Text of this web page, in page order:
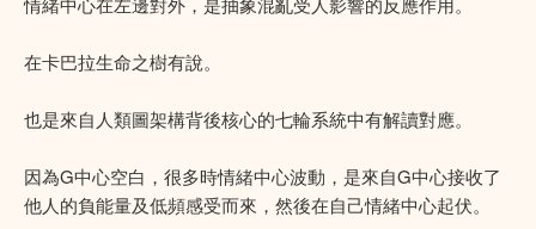
在卡巴拉生命之樹有說。
也是來自人類圖架構背後核心的七輪系統中有解讀對應。
因為G中心空白，很多時情緒中心波動，是來自G中心接收了
他人的負能量及低頻感受而來，然後在自己情緒中心起伏。